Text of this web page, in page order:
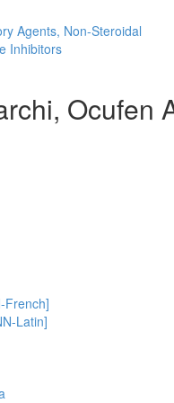
Agents, Non-Steroidal
Inhibitors
Ocufen
French]
Latin]